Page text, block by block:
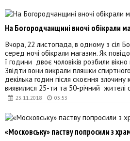
23.11.2018 03:53
На Богородчанщині вночі обікрали
Вчора, 22 листопада, в одному з сіл
серед ночі обікрали магазин. Як
ї години двоє чоловіків розбили вікно
Звідти вони викрали пляшки
декілька годин після скоєння
виявилися 25-ти та 50-річний жителі
«Московську» паству попросили з